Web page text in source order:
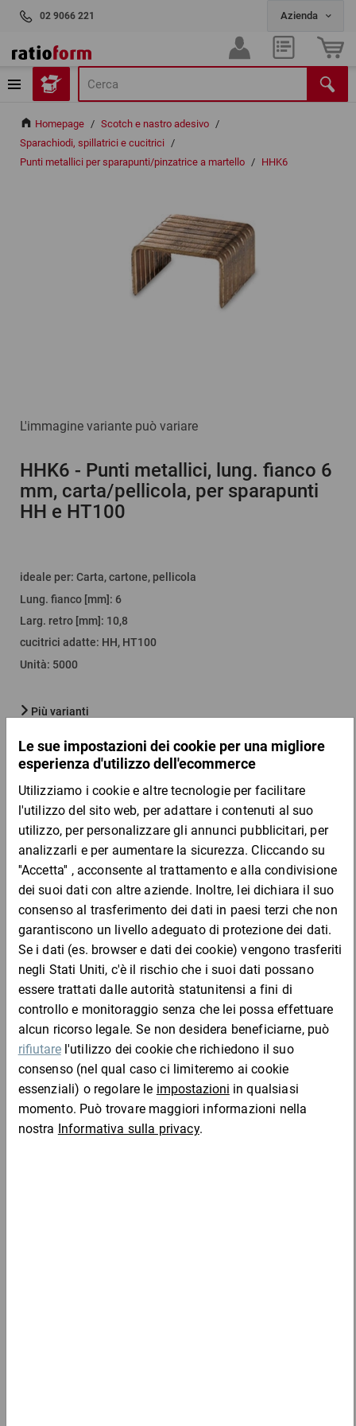
02 9066 221
Homepage / Scotch e nastro adesivo /
Sparachiodi, spillatrici e cucitrici /
Punti metallici per sparapunti/pinzatrice a martello / HHK6
L'immagine variante può variare
HHK6 - Punti metallici, lung. fianco 6
mm, carta/pellicola, per sparapunti
HH e HT100
ideale per: Carta, cartone, pellicola
Lung. fianco [mm]: 6
Larg. retro [mm] : 10,8
cucitrici adatte: HH, HT100
Unità: 5000
Più varianti
Quantità Prezzo
Da 5000
28,59 €
Campione
DESCRIZIONE DEL PRODOTTO
Per pinzare o fissare con chiodi materiali sottili come carta,
cartone, pellicola o tessuti su legno. La versione da 10 mm,
usata con la sparapunti, è adatta anche per sigillare casse di
legno.
Vantaggi:
insensibili alle variazioni di temperatura e agli agenti
atmosferici